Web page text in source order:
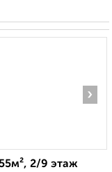
›
2/9 этаж